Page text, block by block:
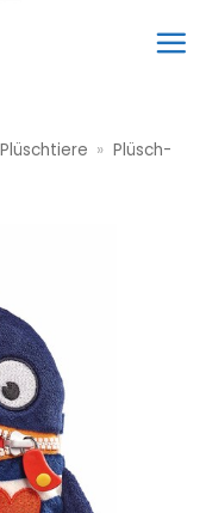
Plüschtiere » Plüsch-